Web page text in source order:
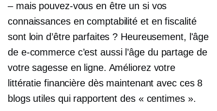
– mais pouvez-vous en être un si vos
connaissances en comptabilité et en fiscalité
sont loin d’être parfaites ? Heureusement, l'âge
de e-commercec’est aussi l’âge du partage de
votre sagesse en ligne. Améliorez votre
littératie financière dès maintenant avec ces 8
blogs utiles qui rapportent des « centimes ».